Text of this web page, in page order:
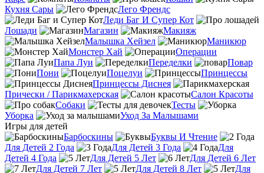
Кухня Сары
Лего Френдс
Леди Баг И Супер Кот
Лошади
Магазин
Макияж
Малышка Хейзел
Маникюр
Монстер Хай
Операции
Папа Луи
Переделки
Повар
Пони
Поцелуи
Принцессы
Принцессы Диснея
Прически / Парикмахерская
Салон Красоты
Собаки
Тесты
Уборка
Уход За Малышами
Игры для детей
Барбоскины
Буквы И Чтение
Для Детей 2 Года
Для Детей 3 Года
Для
Детей 4 Года
Для Детей 5 Лет
Для Детей 6 Лет
Для Детей 7 Лет
Для Детей 8 Лет
Для